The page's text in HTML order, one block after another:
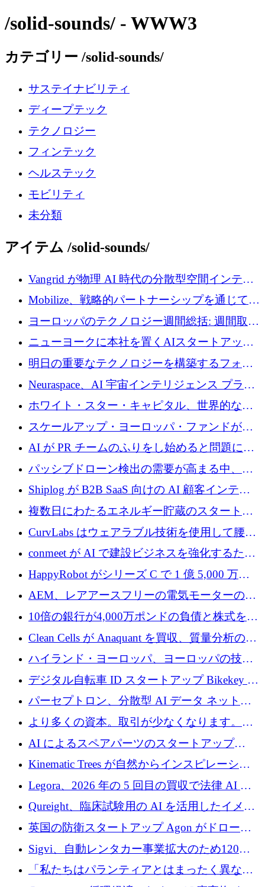
/solid-sounds/ - WWW3
カテゴリー /solid-sounds/
サステイナビリティ
ディープテック
テクノロジー
フィンテック
ヘルステック
モビリティ
未分類
アイテム /solid-sounds/
Vangrid が物理 AI 時代の分散型空間インテリ
ジェンス ネットワークを構築するために 900
万ドルのシードを調達
Mobilize、戦略的パートナーシップを通じて通
信ソフトウェア会社を拡大するための投資部
ヨーロッパのテクノロジー週間総括: 週間取引
額 8 億 7,800 万ユーロと 2026 年上半期の主要
ニューヨークに本社を置くAIスタートアップ
Modal Labsがロンドンオフィスを開設
明日の重要なテクノロジーを構築するフォト
ニクスのスケールアップに対応する
Neuraspace、AI 宇宙インテリジェンス プラッ
トフォームの拡大に 1,560 万ユーロを投資
ホワイト・スター・キャピタル、世界的なス
タートアップをシリーズAからBまで支援する
ために2億5,000万ドルのファンドIVを閉鎖
スケールアップ・ヨーロッパ・ファンドが初
の投資を行い、Iceeyeの10億ユーロのラウンド
を共同主導
AI が PR チームのふりをし始めると問題にな
ります
パッシブドローン検出の需要が高まる中、
Monava が資金調達ラウンドを終了
Shiplog が B2B SaaS 向けの AI 顧客インテリ
ジェンスを構築するために 100 万ドルを調達
複数日にわたるエネルギー貯蔵のスタートア
ップ、Ore Energy が新たな投資ラウンドで
4,300 万ドルを獲得
CurvLabs はウェアラブル技術を使用して腰痛
治療をどのように再考しているか
conmeet が AI で建設ビジネスを強化するため
に 600 万ユーロを調達
HappyRobot がシリーズ C で 1 億 5,000 万ド
ルを獲得し、企業運営向けにエージェント AI
AEM、レアアースフリーの電気モーターの革
新を加速するために1,600万ポンドを確保
10倍の銀行が4,000万ポンドの負債と株式を調
達
Clean Cells が Anaquant を買収、質量分析の専
門知識によるバイオ医薬品の品質管理を拡大
ハイランド・ヨーロッパ、ヨーロッパの技術
規模拡大を支援するために11億ユーロのファ
ンドVIを閉鎖
デジタル自転車 ID スタートアップ Bikekey が
TÖNNJES への投資を確保
パーセプトロン、分散型 AI データ ネットワ
ークの構築に 650 万ドルを調達
より多くの資本。取引が少なくなります。
2026 年上半期がヨーロッパのテクノロジーに
ついて語ること
AI によるスペアパーツのスタートアップ
Intropy が 1,100 万ドルを調達
Kinematic Trees が自然からインスピレーショ
ンを得たロボット ソフトウェアを拡張するた
めに 58 万 5,000 ポンドを調達
Legora、2026 年の 5 回目の買収で法律 AI ス
タートアップ Wexler を買収
Qureight、臨床試験用の AI を活用したイメー
ジング プラットフォームを拡張するためにシ
リーズ B で 2,000 万ドルを確保
英国の防衛スタートアップ Agon がドローン
攻撃に対抗する仮想戦場を構築、3,000 万ドル
を調達
Sigvi、自動レンタカー事業拡大のため120万
ユーロを調達
「私たちはパランティアとはまったく異なる